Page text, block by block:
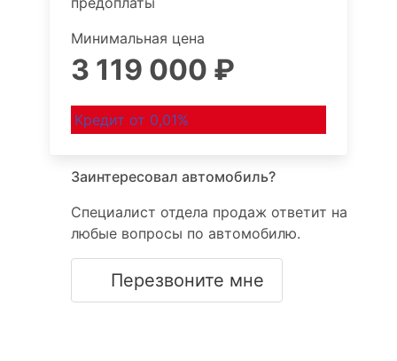
Минимальная цена
3 119 000 ₽
Кредит от 0,01%
Заинтересовал автомобиль?
Специалист отдела продаж ответит на
любые вопросы по автомобилю.
Перезвоните мне